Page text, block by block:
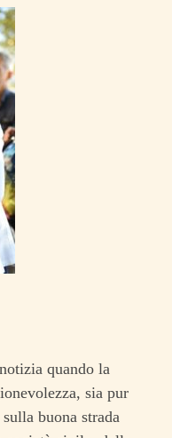
quando la
sia pur
buona strada